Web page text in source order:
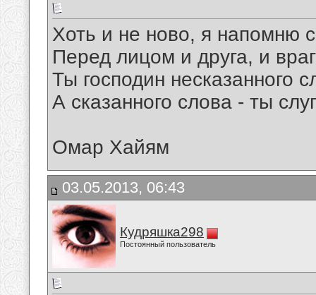
Хоть и не ново, я напомню
Перед лицом и друга, и
Ты господин несказанного
А сказанного слова - ты
Омар Хайям
03.05.2013, 06:43
Кудряшка298
Постоянный пользователь